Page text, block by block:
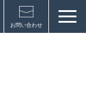
お問い合わせ